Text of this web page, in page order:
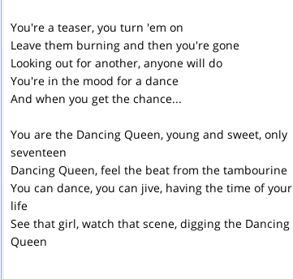
You're a teaser, you turn 'em on
Leave them burning and then you're gone
Looking out for another, anyone will do
You're in the mood for a dance
And when you get the chance...
You are the Dancing Queen, young and sweet, only
seventeen
Dancing Queen, feel the beat from the tambourine
You can dance, you can jive, having the time of your
life
See that girl, watch that scene, digging the Dancing
Queen